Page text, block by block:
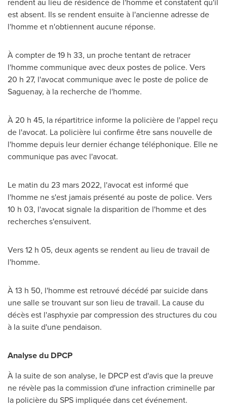
rendent au lieu de résidence de l'homme et constatent qu'il
est absent. Ils se rendent ensuite à l'ancienne adresse de
l'homme et n'obtiennent aucune réponse.
À compter de 19 h 33, un proche tentant de retracer
l'homme communique avec deux postes de police. Vers
20 h 27, l'avocat communique avec le poste de police de
Saguenay, à la recherche de l'homme.
À 20 h 45, la répartitrice informe la policière de l'appel reçu
de l'avocat. La policière lui confirme être sans nouvelle de
l'homme depuis leur dernier échange téléphonique. Elle ne
communique pas avec l'avocat.
Le matin du 23 mars 2022, l'avocat est informé que
l'homme ne s'est jamais présenté au poste de police. Vers
10 h 03, l'avocat signale la disparition de l'homme et des
recherches s'ensuivent.
Vers 12 h 05, deux agents se rendent au lieu de travail de
l'homme.
À 13 h 50, l'homme est retrouvé décédé par suicide dans
une salle se trouvant sur son lieu de travail. La cause du
décès est l'asphyxie par compression des structures du cou
à la suite d'une pendaison.
Analyse du DPCP
À la suite de son analyse, le DPCP est d'avis que la preuve
ne révèle pas la commission d'une infraction criminelle par
la policière du SPS impliquée dans cet événement.